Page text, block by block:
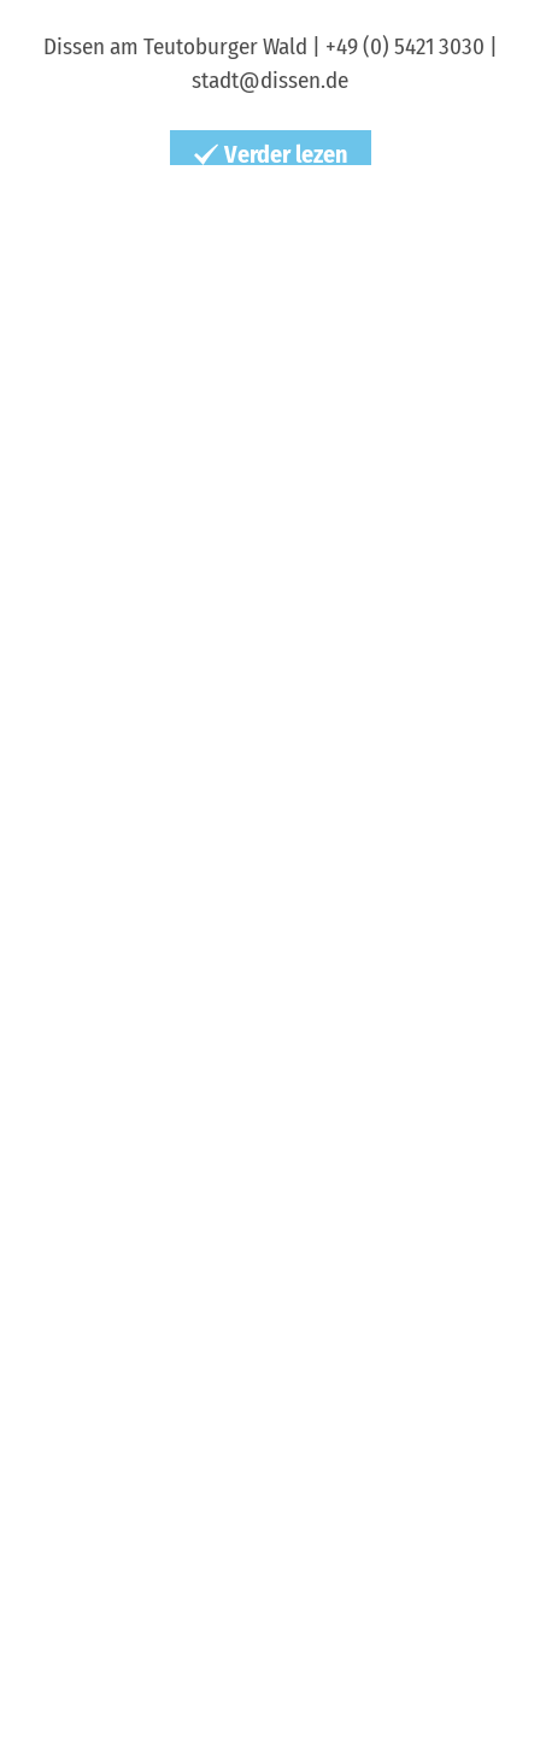
Dissen am Teutoburger Wald | +49 (0) 5421 3030 |
stadt@dissen.de
Verder lezen